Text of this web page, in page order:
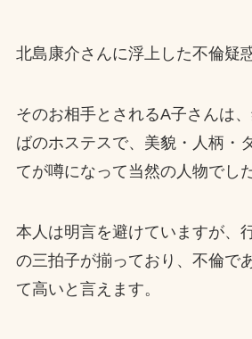
北島康介さんに浮上した不倫疑惑
そのお相手とされるA子さんは
ばのホステスで、美貌・人柄・
てが噂になって当然の人物でした
本人は明言を避けていますが、
の三拍子が揃っており、不倫で
て高いと言えます。